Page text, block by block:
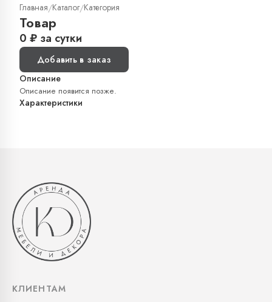
Главная/Каталог/Категория
Товар
0 ₽ за сутки
Добавить в заказ
Описание
Описание появится позже.
Характеристики
КЛИЕНТАМ